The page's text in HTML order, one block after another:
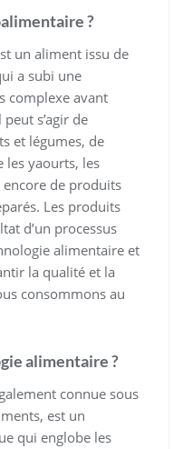
?
un aliment issu de
a subi une
complexe avant
s’agir de
et légumes, de
les yaourts, les
encore de produits
Les produits
d’un processus
alimentaire et
la qualité et la
consommons au
alimentaire ?
connue sous
est un
qui englobe les